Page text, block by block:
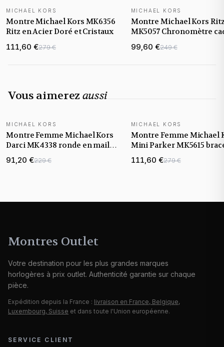
MICHAEL KORS
Montre Michael Kors MK6356
Ritz en Acier Doré et Cristaux
111,60 €279 €
MICHAEL KORS
Montre Michael Kors
MK5057 Chronomètre
nacre bracelet bi-ton
argent
99,60 €249 €
Vous aimerez aussi
MICHAEL KORS
Montre Femme Michael Kors
Darci MK4338 ronde en maille
milanaise
91,20 €229 €
MICHAEL KORS
Montre Femme Michael
Mini Parker MK5615
en acier inoxydable
111,60 €279 €
Montres Outlet
Votre destination pour les plus grandes marques
horlogères à prix outlet. Authenticité garantie sur chaque
pièce.
Expédition depuis la France : livraison en France, Belgique,
Luxembourg, Suisse et dans toute l'Union européenne.
SERVICE CLIENT